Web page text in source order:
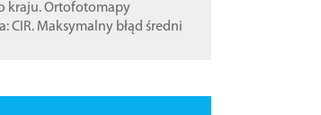
kraju. Ortofotomapy
CIR. Maksymalny błąd średni